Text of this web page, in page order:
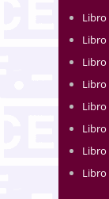
Libro
Libro
Libro
Libro
Libro
Libro